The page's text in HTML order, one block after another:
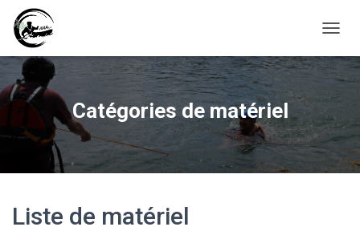
É
P
I
E
R
Catégories de matériel
Liste de matériel